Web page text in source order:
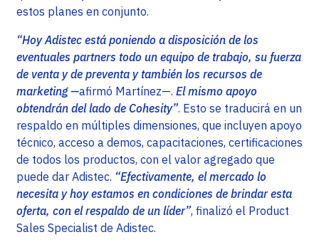
estos planes en conjunto.
“Hoy Adistec está poniendo a disposición de los
eventuales partners todo un equipo de trabajo, su fuerza
de venta y de preventa y también los recursos de
marketing —afirmó Martínez—. El mismo apoyo
obtendrán del lado de Cohesity”. Esto se traducirá en un
respaldo en múltiples dimensiones, que incluyen apoyo
técnico, acceso a demos, capacitaciones, certificaciones
de todos los productos, con el valor agregado que
puede dar Adistec. “Efectivamente, el mercado lo
necesita y hoy estamos en condiciones de brindar esta
oferta, con el respaldo de un líder”, finalizó el Product
Sales Specialist de Adistec.